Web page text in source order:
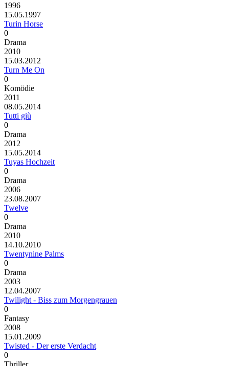
1996
15.05.1997
Turin Horse
0
Drama
2010
15.03.2012
Turn Me On
0
Komödie
2011
08.05.2014
Tutti giù
0
Drama
2012
15.05.2014
Tuyas Hochzeit
0
Drama
2006
23.08.2007
Twelve
0
Drama
2010
14.10.2010
Twentynine Palms
0
Drama
2003
12.04.2007
Twilight - Biss zum Morgengrauen
0
Fantasy
2008
15.01.2009
Twisted - Der erste Verdacht
0
Thriller